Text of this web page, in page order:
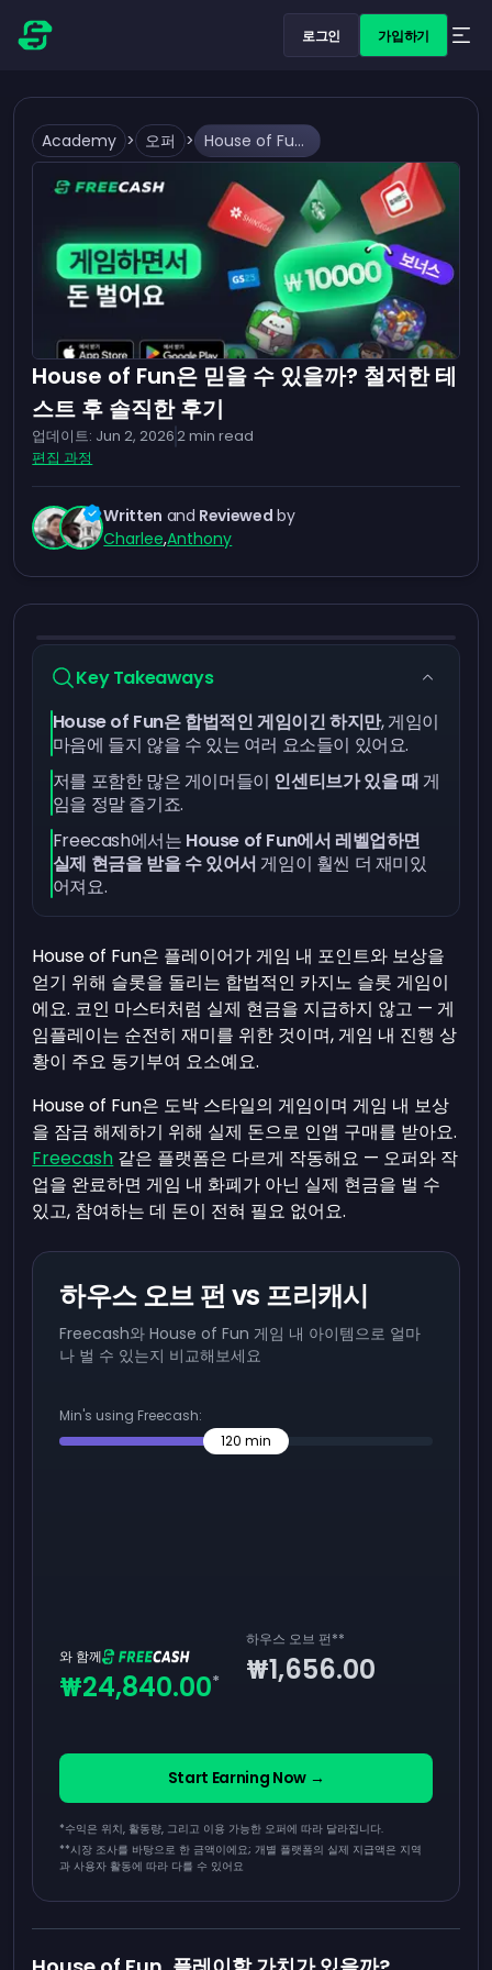
로그인 가입하기
Academy > 오퍼 > House of Fun은 믿을 수 있을까? 철저한 테스트 후 솔직한 후기
House of Fun은 믿을 수 있을까? 철저한 테
스트 후 솔직한 후기
업데이트: Jun 2, 20262min read
편집 과정
Written and Reviewed by
Charlee,Anthony
Key Takeaways
House of Fun은 합법적인 게임이긴 하지만, 게임이
마음에 들지 않을 수 있는 여러 요소들이 있어요.
저를 포함한 많은 게이머들이 인센티브가 있을 때 게
임을 정말 즐기죠.
Freecash에서는 House of Fun에서 레벨업하면
실제 현금을 받을 수 있어서 게임이 훨씬 더 재미있
어져요.
House of Fun은 플레이어가 게임 내 포인트와 보상을
얻기 위해 슬롯을 돌리는 합법적인 카지노 슬롯 게임이
에요. 코인 마스터처럼 실제 현금을 지급하지 않고 — 게
임플레이는 순전히 재미를 위한 것이며, 게임 내 진행 상
황이 주요 동기부여 요소예요.
House of Fun은 도박 스타일의 게임이며 게임 내 보상
을 잠금 해제하기 위해 실제 돈으로 인앱 구매를 받아요.
Freecash 같은 플랫폼은 다르게 작동해요 — 오퍼와 작
업을 완료하면 게임 내 화폐가 아닌 실제 현금을 벌 수
있고, 참여하는 데 돈이 전혀 필요 없어요.
하우스 오브 펀 vs 프리캐시
Freecash와 House of Fun 게임 내 아이템으로 얼마
나 벌 수 있는지 비교해보세요
Min's using Freecash:
120 min
와 함께
₩24,840.00*
하우스 오브 펀**
₩1,656.00
Start Earning Now →
*수익은 위치, 활동량, 그리고 이용 가능한 오퍼에 따라 달라집니다.
**시장 조사를 바탕으로 한 금액이에요; 개별 플랫폼의 실제 지급액은 지역
과 사용자 활동에 따라 다를 수 있어요